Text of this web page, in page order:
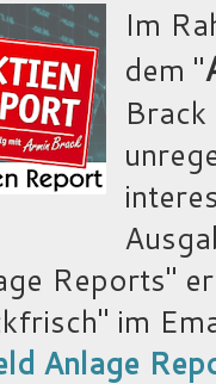
Im
dem "
Reports"
im
Anlage